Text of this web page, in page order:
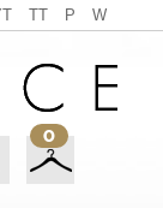
TT P W
0